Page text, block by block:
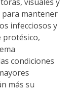
para mantener
infecciosos y
protésico,
condiciones
más su